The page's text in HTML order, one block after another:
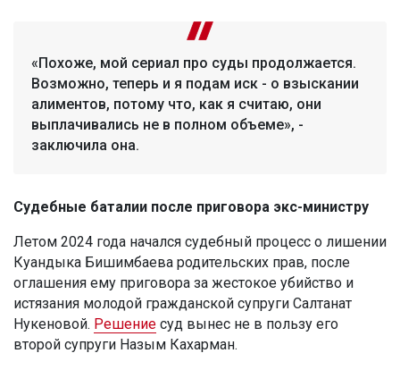
«Похоже, мой сериал про суды продолжается.
Возможно, теперь и я подам иск - о взыскании
алиментов, потому что, как я считаю, они
выплачивались не в полном объеме», -
заключила она.
Судебные баталии после приговора экс-министру
Летом 2024 года начался судебный процесс о лишении
Куандыка Бишимбаева родительских прав, после
оглашения ему приговора за жестокое убийство и
истязания молодой гражданской супруги Салтанат
Нукеновой. Решение суд вынес не в пользу его
второй супруги Назым Кахарман.